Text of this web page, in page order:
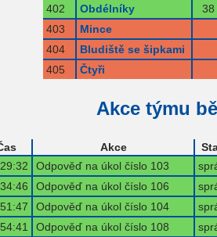
402
Obdélníky 38
403
Mince
404
Bludiště se šipkami
405
Čtyři
Akce týmu
Akce
Odpověď na úkol číslo 103
Odpověď na úkol číslo 106
Odpověď na úkol číslo 104
Odpověď na úkol číslo 108